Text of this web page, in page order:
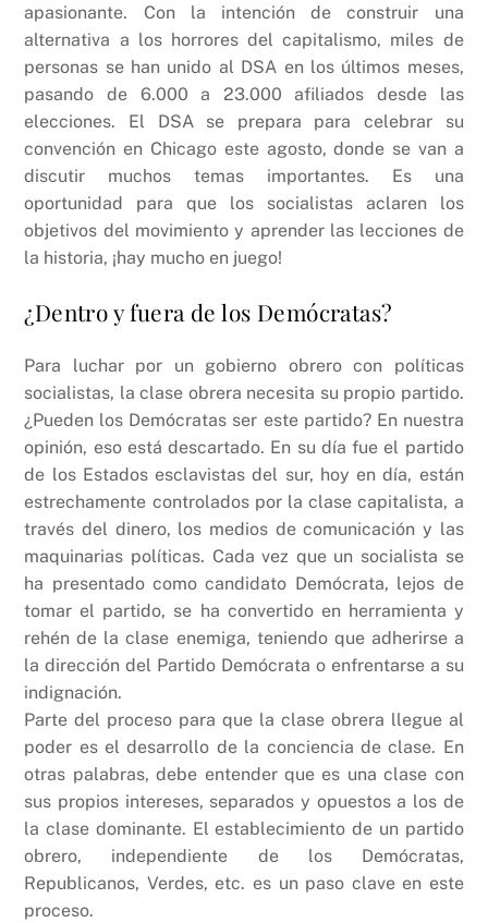
apasionante. Con la intención de construir una
alternativa a los horrores del capitalismo, miles de
personas se han unido al DSA en los últimos meses,
pasando de 6.000 a 23.000 afiliados desde las
elecciones. El DSA se prepara para celebrar su
convención en Chicago este agosto, donde se van a
discutir muchos temas importantes. Es una
oportunidad para que los socialistas aclaren los
objetivos del movimiento y aprender las lecciones de
la historia, ¡hay mucho en juego!
¿Dentro y fuera de los Demócratas?
Para luchar por un gobierno obrero con políticas
socialistas, la clase obrera necesita su propio partido.
¿Pueden los Demócratas ser este partido? En nuestra
opinión, eso está descartado. En su día fue el partido
de los Estados esclavistas del sur, hoy en día, están
estrechamente controlados por la clase capitalista, a
través del dinero, los medios de comunicación y las
maquinarias políticas. Cada vez que un socialista se
ha presentado como candidato Demócrata, lejos de
tomar el partido, se ha convertido en herramienta y
rehén de la clase enemiga, teniendo que adherirse a
la dirección del Partido Demócrata o enfrentarse a su
indignación.
Parte del proceso para que la clase obrera llegue al
poder es el desarrollo de la conciencia de clase. En
otras palabras, debe entender que es una clase con
sus propios intereses, separados y opuestos a los de
la clase dominante. El establecimiento de un partido
obrero, independiente de los Demócratas,
Republicanos, Verdes, etc. es un paso clave en este
proceso.